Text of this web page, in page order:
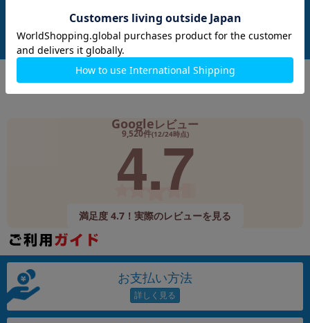
2,980 (税込) 中古Cランク 4,980 (税込) 中古Bランク
Googleレビュー
9,520件(12/24時点)
4.7
満足度 4.7！実際のレビューを見る
お支払い方法